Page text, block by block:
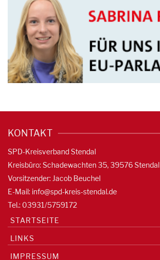
KONTAKT
SPD-Kreisverband Stendal
Kreisbüro: Schadewachten 35, 39576 Stendal
Vorsitzender: Jacob Beuchel
E-Mail: info@spd-kreis-stendal.de
Tel.: 03931/5759172
STARTSEITE
LINKS
IMPRESSUM